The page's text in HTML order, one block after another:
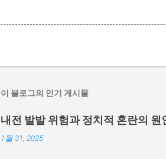
이 블로그의 인기 게시물
내전 발발 위험과 정치적 혼란의 원
1월 31, 2025